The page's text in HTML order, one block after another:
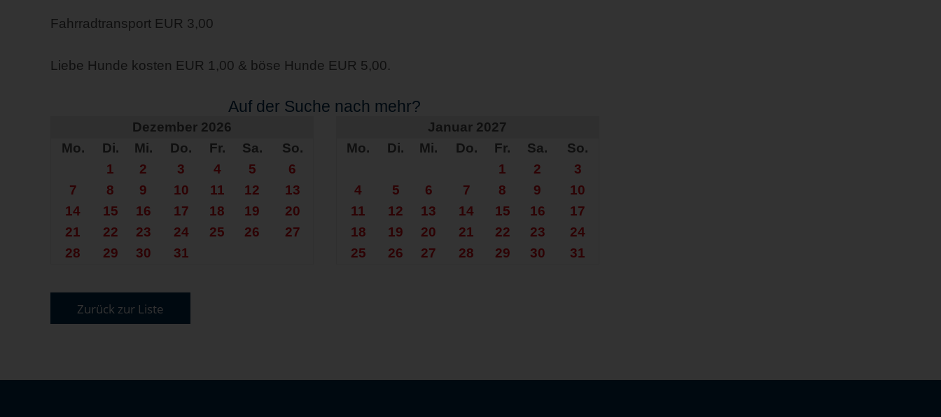
Fahrradtransport EUR 3,00
Liebe Hunde kosten EUR 1,00 & böse Hunde EUR 5,00.
Auf der Suche nach mehr?
Dezember 2026
Mo.
Di. Mi. Do. Fr. Sa.
So.
1
2 3 4 5
6
7
8 9 10 11 12
13
14
15 16 17 18 19
20
21
22 23 24 25 26
27
28
29 30 31
Januar 2027
Mo.
Di. Mi. Do. Fr. Sa.
So.
1
2
3
4
5 6 7 8 9
10
11
12 13 14 15 16
17
18
19 20 21 22 23
24
25
26 27 28 29 30 31
Zurück zur Liste